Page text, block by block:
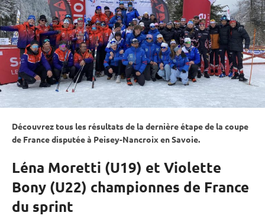
Découvrez tous les résultats de la dernière étape de la coupe
de France disputée à Peisey-Nancroix en Savoie.
Léna Moretti (U19) et Violette
Bony (U22) championnes de France
du sprint